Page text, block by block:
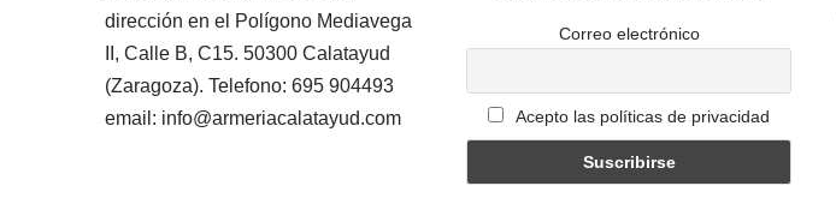
dirección en el Polígono Mediavega
II, Calle B, C15. 50300 Calatayud
(Zaragoza). Telefono: 695 904493
email: info@armeriacalatayud.com
Correo electrónico
Acepto las políticas de privacidad